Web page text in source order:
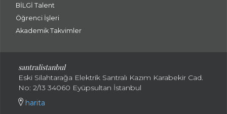
BİLGİ Talent
Öğrenci İşleri
Akademik Takvimler
santralistanbul
Eski Silahtarağa Elektrik Santralı Kazım Karabekir Cad.
No: 2/13 34060 Eyüpsultan İstanbul
harita